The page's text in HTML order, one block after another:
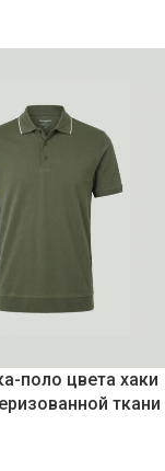
поло цвета хаки
ткани